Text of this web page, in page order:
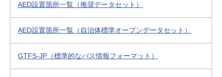
AED設置箇所一覧（推奨データセット）
AED設置箇所一覧（自治体標準オープンデータセット）
GTFS-JP（標準的なバス情報フォーマット）